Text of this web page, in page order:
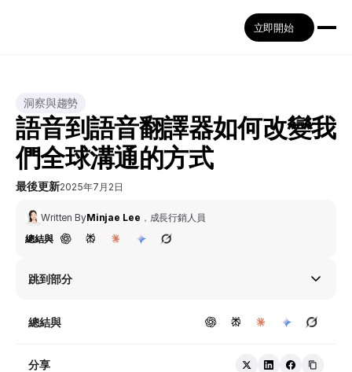
立即開始
洞察與趨勢
語音到語音翻譯器如何改變我
們全球溝通的方式
最後更新2025年7月2日
Written ByMinjae Lee ， 成長行銷人員
總結與
跳到部分
總結與
分享